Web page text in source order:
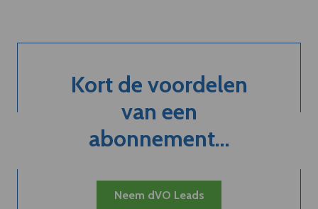
Kort de voordelen
van een
abonnement...
Neem dVO Leads